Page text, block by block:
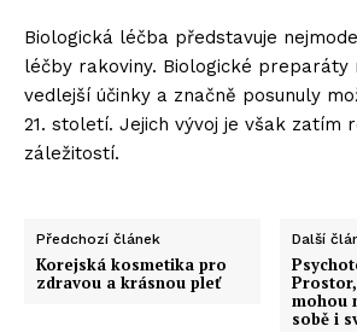
Biologická léčba představuje
léčby rakoviny. Biologické preparáty
vedlejší účinky a značně posunuly
21. století. Jejich vývoj je však zatím
záležitostí.
Předchozí článek
Korejská kosmetika pro
zdravou a krásnou pleť
Další
mohou
sobě i